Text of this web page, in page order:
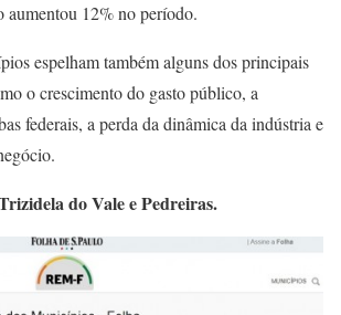
aumentou 12% no período.
espelham também alguns dos principais
o crescimento do gasto público, a
federais, a perda da dinâmica da indústria e
do Vale e Pedreiras.